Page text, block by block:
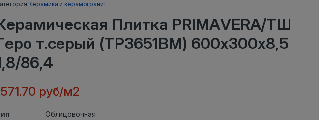
Керамика и керамогранит
Плитка PRIMAVERA/ТШ
т.серый (ТР3651BM) 600х300х8,5
86,4
руб/м2
Облицовочная